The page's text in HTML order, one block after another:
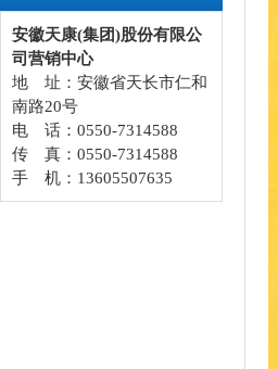
安徽天康(集团)股份有限公
司营销中心
地 址：安徽省天长市仁和
南路20号
电 话：0550-7314588
传 真：0550-7314588
手 机：13605507635